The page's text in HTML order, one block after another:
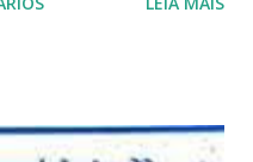
forma. Eu vos
visão. Durante todo